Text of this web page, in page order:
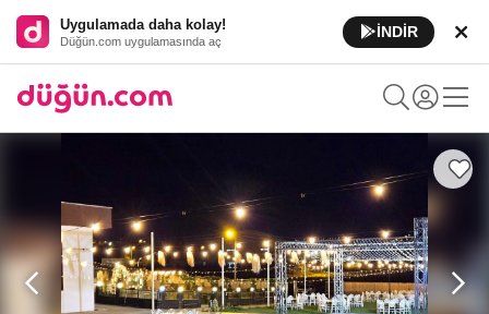
Uygulamada daha kolay!
Düğün.com uygulamasında aç
İNDİR